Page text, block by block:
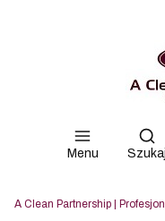
Menu Szukaj
A Clean Partnership |